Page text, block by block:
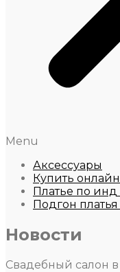
Menu
Аксессуары
Купить онлайн
Платье по инд
Подгон
Новости
Свадебный салон